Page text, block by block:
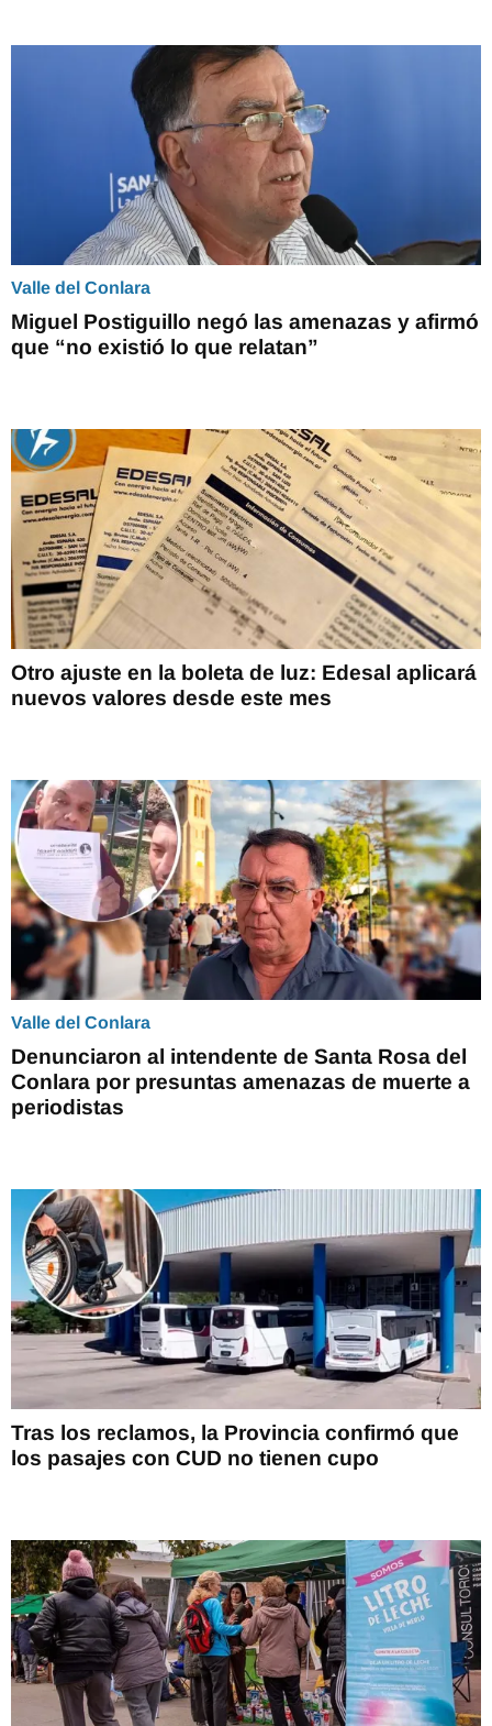
Valle del Conlara
Miguel Postiguillo negó las amenazas y afirmó
que “no existió lo que relatan”
Otro ajuste en la boleta de luz: Edesal aplicará
nuevos valores desde este mes
Valle del Conlara
Denunciaron al intendente de Santa Rosa del
Conlara por presuntas amenazas de muerte a
periodistas
Tras los reclamos, la Provincia confirmó que
los pasajes con CUD no tienen cupo